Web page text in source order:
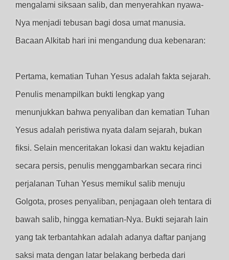
mengalami siksaan salib, dan menyerahkan nyawa-
Nya menjadi tebusan bagi dosa umat manusia.
Bacaan Alkitab hari ini mengandung dua kebenaran:
Pertama, kematian Tuhan Yesus adalah fakta sejarah.
Penulis menampilkan bukti lengkap yang
menunjukkan bahwa penyaliban dan kematian Tuhan
Yesus adalah peristiwa nyata dalam sejarah, bukan
fiksi. Selain menceritakan lokasi dan waktu kejadian
secara persis, penulis menggambarkan secara rinci
perjalanan Tuhan Yesus memikul salib menuju
Golgota, proses penyaliban, penjagaan oleh tentara di
bawah salib, hingga kematian-Nya. Bukti sejarah lain
yang tak terbantahkan adalah adanya daftar panjang
saksi mata dengan latar belakang berbeda dari